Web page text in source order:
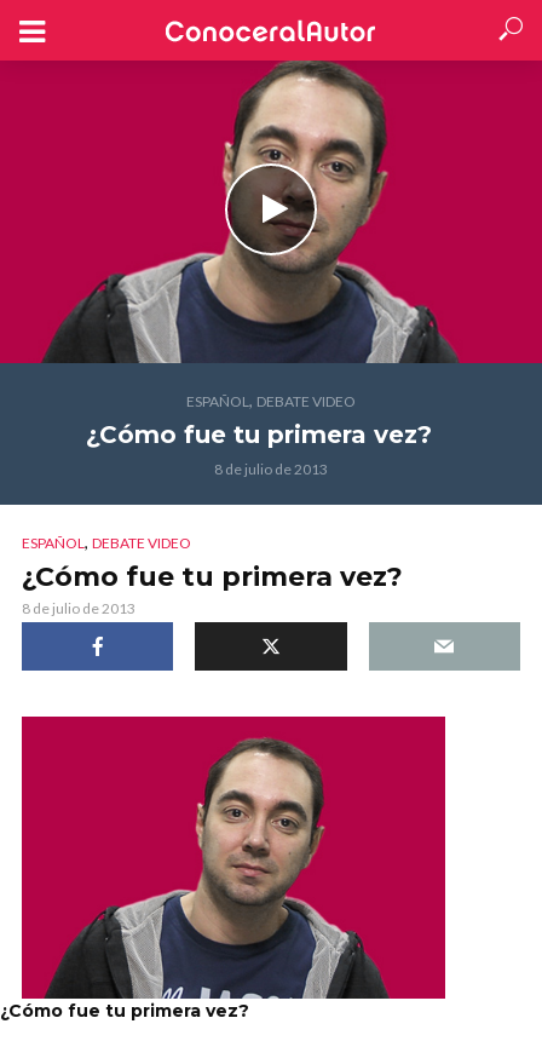
ESPAÑOL, DEBATE VIDEO
¿Cómo fue tu primera vez?
8 de julio de 2013
ESPAÑOL, DEBATE VIDEO
¿Cómo fue tu primera vez?
8 de julio de 2013
¿Cómo fue tu primera vez?